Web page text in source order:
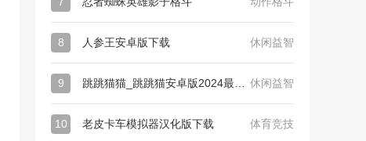
8 人参王安卓版下载 休闲益智
9 休闲益智
10 老皮卡车模拟器汉化版下载 体育竞技